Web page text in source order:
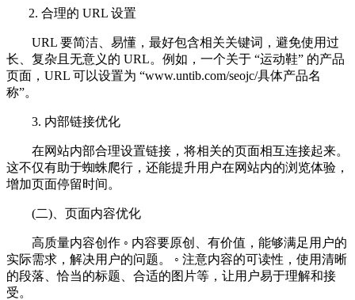
2. 合理的 URL 设置
URL 要简洁、易懂，最好包含相关关键词，避免使用过
长、复杂且无意义的 URL。例如，一个关于 “运动鞋” 的产品
页面，URL 可以设置为 “www.untib.com/seojc/具体产品名
称”。
3. 内部链接优化
在网站内部合理设置链接，将相关的页面相互连接起来。
这不仅有助于蜘蛛爬行，还能提升用户在网站内的浏览体验，
增加页面停留时间。
(二)、页面内容优化
高质量内容创作 ◦ 内容要原创、有价值，能够满足用户的
实际需求，解决用户的问题。 ◦ 注意内容的可读性，使用清晰
的段落、恰当的标题、合适的图片等，让用户易于理解和接
受。